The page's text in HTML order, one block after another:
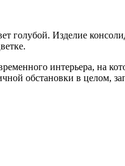
голубой. Изделие
интерьера, на
обстановки в целом,